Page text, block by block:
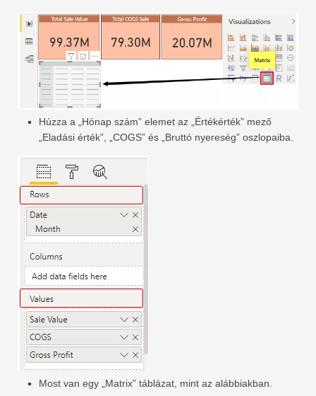
Húzza a „Hónap szám” elemet az „Értékérték” mező
„Eladási érték”, „COGS” és „Bruttó nyereség” oszlopaiba.
Most van egy „Matrix” táblázat, mint az alábbiakban.